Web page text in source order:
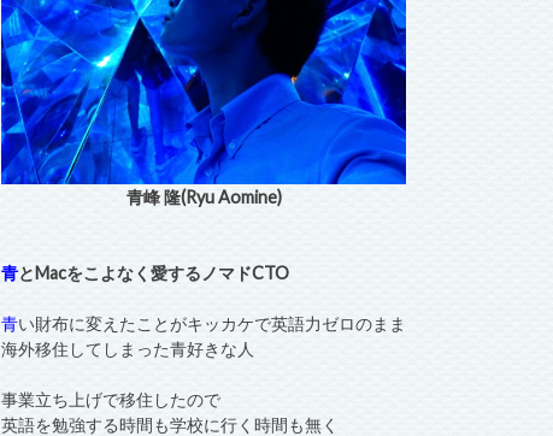
青峰 隆(Ryu Aomine)
青とMacをこよなく愛するノマドCTO
青い財布に変えたことがキッカケで英語力ゼロのまま
海外移住してしまった青好きな人
事業立ち上げで移住したので
英語を勉強する時間も学校に行く時間も無く